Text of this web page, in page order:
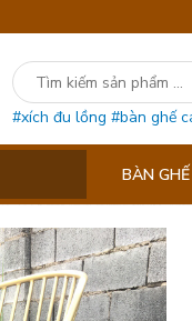
#xích đu lồng #bàn ghế
BÀN